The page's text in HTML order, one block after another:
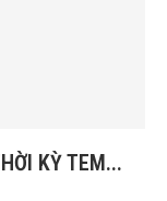
KỲ TEM...